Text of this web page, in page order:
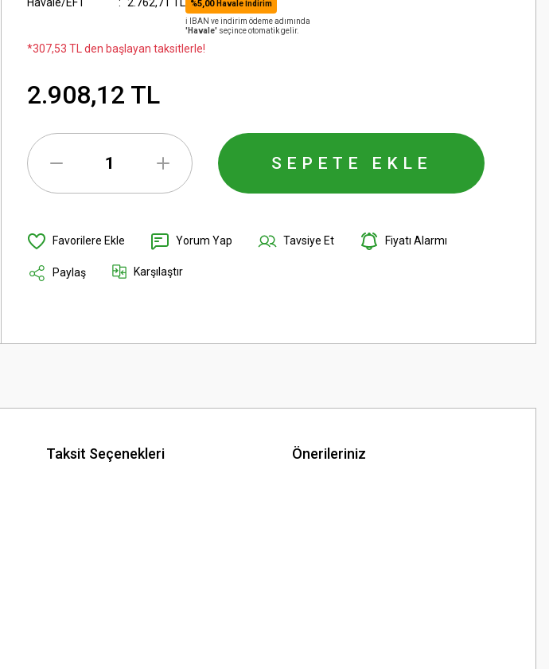
%5,00 Havale İndirim
ℹ️ IBAN ve indirim ödeme adımında
'Havale' seçince otomatik gelir.
*307,53 TL den başlayan taksitlerle!
2.908,12 TL
SEPETE EKLE
Yorum Yap Tavsiye Et Fiyatı Alarmı
Paylaş Karşılaştır
Taksit Seçenekleri Önerileriniz